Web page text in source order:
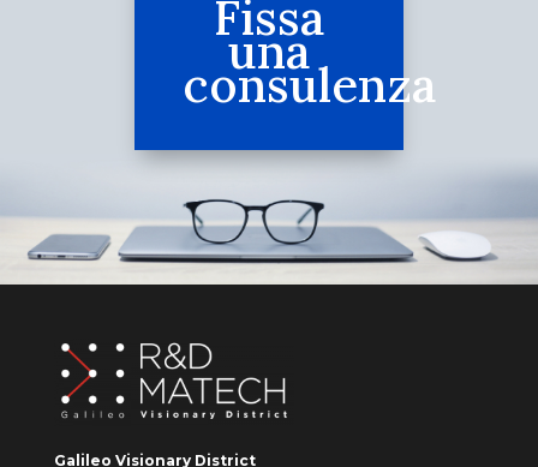
Fissa
una
consulenza
Galileo Visionary District